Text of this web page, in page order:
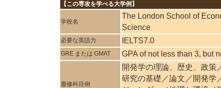
【この専攻を学べる大学例】
学校名
The London School of
Science
必要な英語力 IELTS7.0
GRE または GMAT GPA of not less than 3, but
履修科目例
開発学の理論、歴史、政策
研究の基礎／論文／開発学